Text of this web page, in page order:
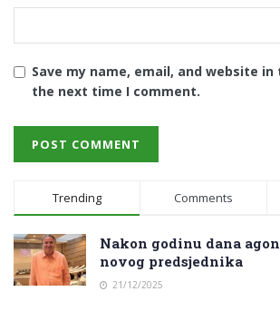
Save my name, email, and website
the next time I comment.
Trending Comments
Nakon godinu dana
novog predsjednika
21/12/2025